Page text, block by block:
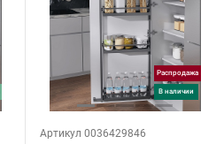
Распродажа
в наличии
Артикул 0036429846